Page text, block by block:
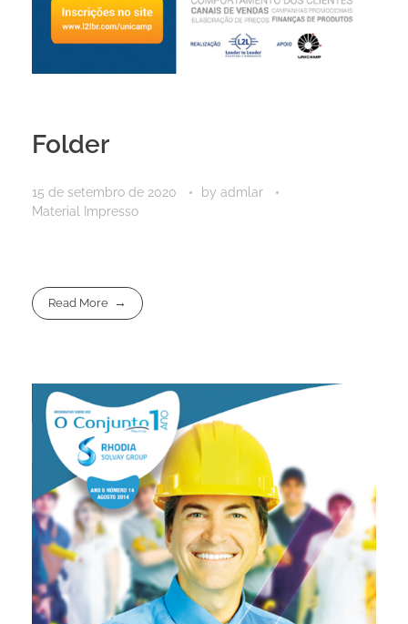
Folder
15 de setembro de 2020 by admlar
Material Impresso
Read More